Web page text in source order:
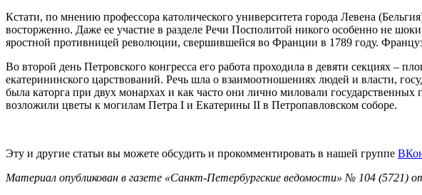
Кстати, по мнению профессора католического университета города Левена
восторженно. Даже ее участие в разделе Речи Посполитой никого особенно не
яростной противницей революции, свершившейся во Франции в 1789 году.
Во второй день Петровского конгресса его работа проходила в девяти секциях –
екатерининского царствований. Речь шла о взаимоотношениях людей и власти,
была каторга при двух монархах и как часто они лично миловали
возложили цветы к могилам Петра I и Екатерины II в Петропавловском соборе.
Эту и другие статьи вы можете обсудить и прокомментировать в нашей группе
Материал опубликован в газете «Санкт-Петербургские ведомости» № 104 (5721)